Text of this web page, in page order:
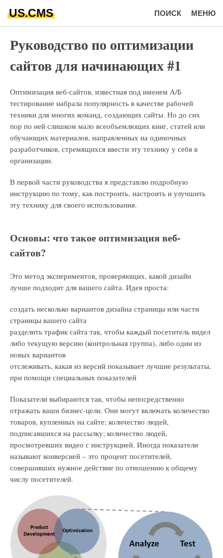
US.CMS МЕНЮ
ПОИСК
Руководство по оптимизации
сайтов для начинающих #1
Оптимизация веб-сайтов, известная под именем А/Б
тестирование набрала популярность в качестве рабочей
техники для многих команд, создающих сайты. Но до сих
пор по ней слишком мало всеобъемлющих книг, статей или
обучающих материалов, направленных на одиночных
разработчиков, стремящихся ввести эту технику у себя в
организации.
В первой части руководства я представлю подробную
инструкцию по тому, как построить, настроить и улучшить
эту технику для своего использования.
Основы: что такое оптимизация веб-
сайтов?
Это метод экспериментов, проверяющих, какой дизайн
лучше подходит для вашего сайта. Идея проста:
создать несколько вариантов дизайна страницы или части
страницы вашего сайта
разделить трафик сайта так, чтобы каждый посетитель видел
либо текущую версию (контрольная группа), либо один из
новых вариантов
отслеживать, какая из версий показывает лучшие результаты,
при помощи специальных показателей
Показатели выбираются так, чтобы непосредственно
отражать ваши бизнес-цели. Они могут включать количество
товаров, купленных на сайте; количество людей,
подписавшихся на рассылку; количество людей,
просмотревших видео с инструкцией. Иногда показатели
называют конверсией – это процент посетителей,
совершивших нужное действие по отношению к общему
числу посетителей.